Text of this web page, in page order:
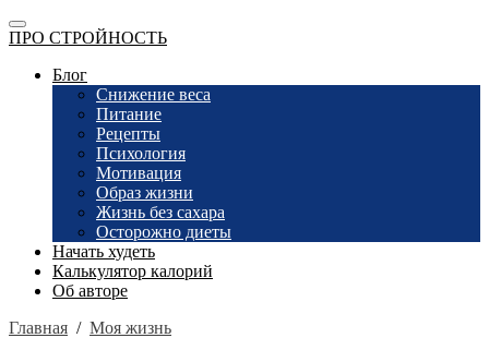
ПРО СТРОЙНОСТЬ
Блог
Снижение веса
Питание
Рецепты
Психология
Мотивация
Образ жизни
Жизнь без сахара
Осторожно диеты
Начать худеть
Калькулятор калорий
Об авторе
Главная / Моя жизнь